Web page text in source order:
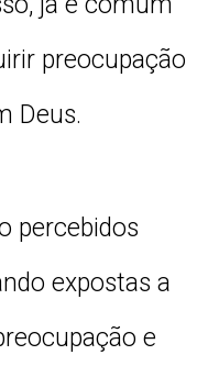
preocupação
Deus.
percebidos
expostas a
e